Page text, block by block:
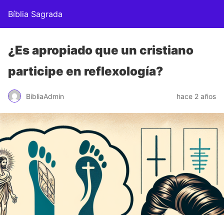
Bíblia Sagrada
¿Es apropiado que un cristiano
participe en reflexología?
BibliaAdmin hace 2 años